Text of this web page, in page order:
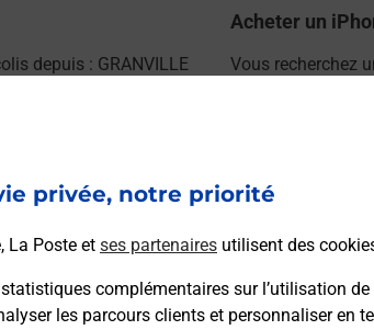
privée, notre priorité
La Poste et ses partenaires utilisent des
complémentaires sur l’utilisation
les parcours clients et personnaliser en
depuis : GRANVILLE
Acheter un
Vous recherchez